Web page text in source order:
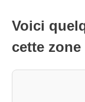
Voici
cette zone